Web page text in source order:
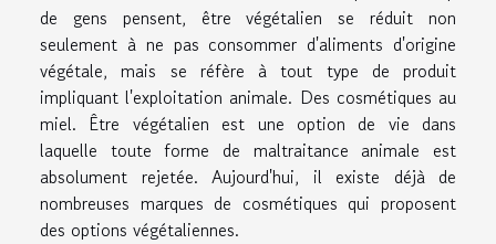
de gens pensent, être végétalien se réduit non
seulement à ne pas consommer d'aliments d'origine
végétale, mais se réfère à tout type de produit
impliquant l'exploitation animale. Des cosmétiques au
miel. Être végétalien est une option de vie dans
laquelle toute forme de maltraitance animale est
absolument rejetée. Aujourd'hui, il existe déjà de
nombreuses marques de cosmétiques qui proposent
des options végétaliennes.